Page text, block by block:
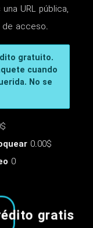
URL pública,
acceso.
gratuito.
cuando
No se
0.00$
0
gratis